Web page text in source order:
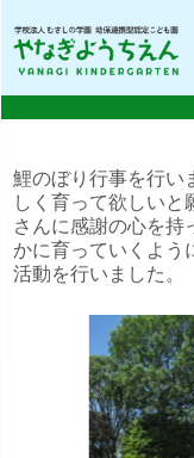
鯉のぼり行事を行
しく育って欲しい
さんに感謝の心を持
かに育っていくよう
活動を行いました。